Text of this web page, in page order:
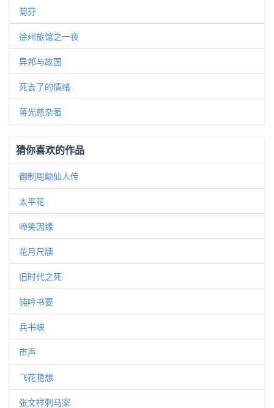
菊芬
徐州旅馆之一夜
异邦与故国
死去了的情绪
蒋光慈杂著
猜你喜欢的作品
御制周颠仙人传
太平花
啼笑因缘
花月尺牍
旧时代之死
钝吟书要
兵书峡
市声
飞花艳想
张文祥刺马案